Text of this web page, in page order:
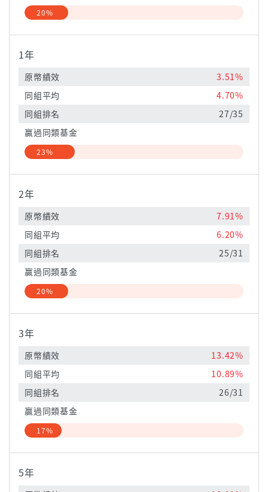
20%
1年
原幣績效
3.51%
同組平均
4.70%
同組排名
27/35
贏過同類基金
23%
2年
原幣績效
7.91%
同組平均
6.20%
同組排名
25/31
贏過同類基金
20%
3年
原幣績效
13.42%
同組平均
10.89%
同組排名
26/31
贏過同類基金
17%
5年